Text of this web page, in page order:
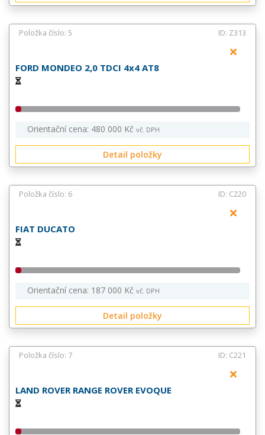
Položka číslo: 5 ID: Z313
FORD MONDEO 2,0 TDCI 4x4 AT8
Orientační cena: 480 000 Kč vč. DPH
Detail položky
Položka číslo: 6 ID: C220
FIAT DUCATO
Orientační cena: 187 000 Kč vč. DPH
Detail položky
Položka číslo: 7 ID: C221
LAND ROVER RANGE ROVER EVOQUE